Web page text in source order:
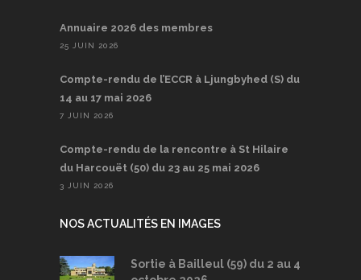
Annuaire 2026 des membres
25 JUIN 2026
Compte-rendu de l’ECCR à Ljungbyhed (S) du
14 au 17 mai 2026
7 JUIN 2026
Compte-rendu de la rencontre à St Hilaire
du Harcouët (50) du 23 au 25 mai 2026
3 JUIN 2026
NOS ACTUALITÉS EN IMAGES
Sortie à Bailleul (59) du 2 au 4